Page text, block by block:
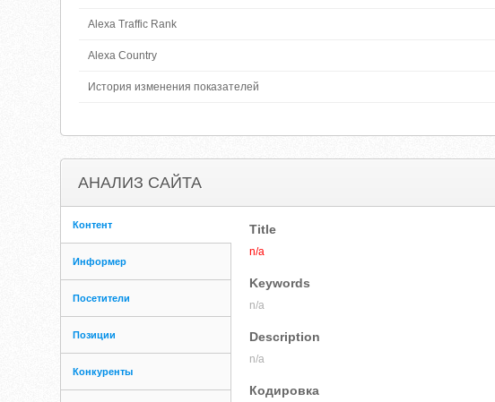
Alexa Traffic Rank
Alexa Country
История изменения показателей
АНАЛИЗ САЙТА
Контент
Информер
Посетители
Позиции
Конкуренты
Title
n/a
Keywords
n/a
Description
n/a
Кодировка